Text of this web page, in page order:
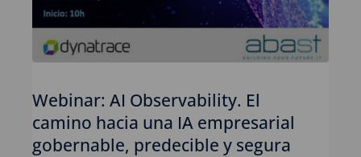
Webinar: AI Observability. El
camino hacia una IA empresarial
gobernable, predecible y segura